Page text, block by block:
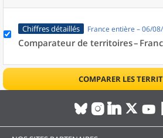
Chiffres détaillés France entière – 06/
Comparateur de territoires –
COMPARER LES